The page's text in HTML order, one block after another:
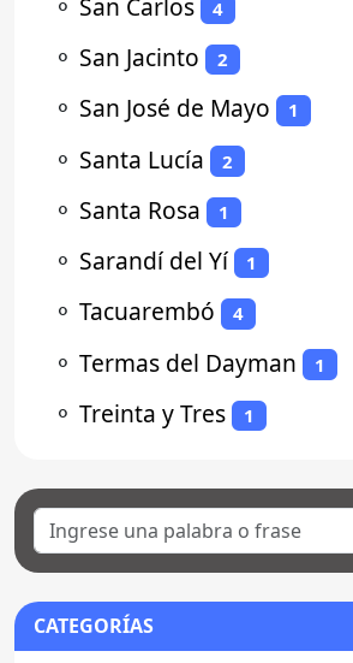
4
⚬ San Jacinto 2
⚬ San José de Mayo 1
⚬ Santa Lucía 2
⚬ Santa Rosa 1
⚬ Sarandí del Yí 1
⚬ Tacuarembó 4
⚬ Termas del Dayman 1
⚬ Treinta y Tres 1
CATEGORÍAS